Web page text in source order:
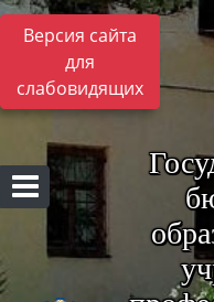
Версия сайта
для
слабовидящих